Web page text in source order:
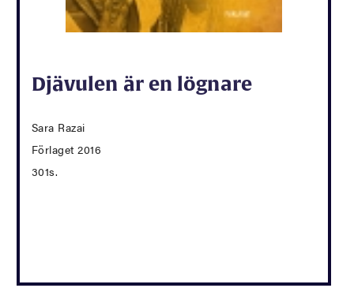
Djävulen är en lögnare
Sara Razai
Förlaget 2016
301s.